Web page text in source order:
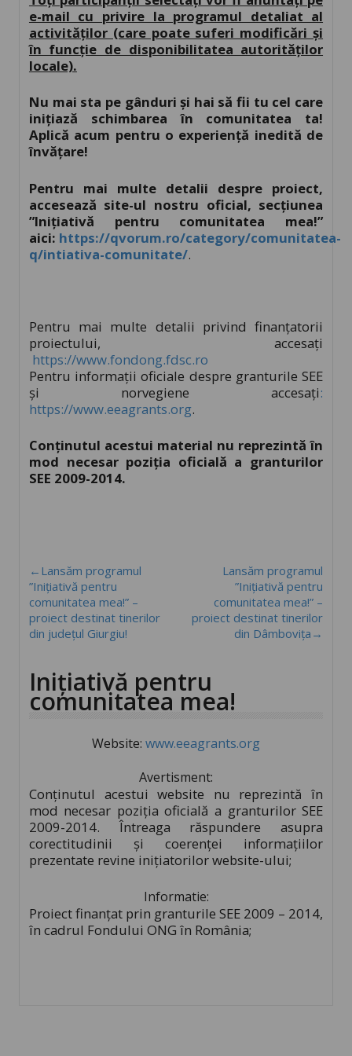
e-mail cu privire la programul detaliat al
activităților (care poate suferi modificări și
în funcție de disponibilitatea autorităților
locale).
Nu mai sta pe gânduri şi hai să fii tu cel care
iniţiază schimbarea în comunitatea ta!
Aplică acum pentru o experienţă inedită de
învăţare!
Pentru mai multe detalii despre proiect,
accesează site-ul nostru oficial, secțiunea
”Inițiativă pentru comunitatea mea!”
aici: https://qvorum.ro/category/comunitatea-
q/intiativa-comunitate/.
Pentru mai multe detalii privind finanțatorii
proiectului, accesați
https://www.fondong.fdsc.ro
Pentru informații oficiale despre granturile SEE
și norvegiene accesați:
https://www.eeagrants.org.
Conținutul acestui material nu reprezintă în
mod necesar poziția oficială a granturilor
SEE 2009-2014.
←Lansăm programul
”Inițiativă pentru
comunitatea mea!” –
proiect destinat tinerilor
din județul Giurgiu!
Lansăm programul
”Inițiativă pentru
comunitatea mea!” –
proiect destinat tinerilor
din Dâmbovița→
Inițiativă pentru
comunitatea mea!
Website: www.eeagrants.org
Avertisment:
Conţinutul acestui website nu reprezintă în
mod necesar poziţia oficială a granturilor SEE
2009-2014. Întreaga răspundere asupra
corectitudinii şi coerenţei informaţiilor
prezentate revine iniţiatorilor website-ului;
Informatie:
Proiect finanţat prin granturile SEE 2009 – 2014,
în cadrul Fondului ONG în România;